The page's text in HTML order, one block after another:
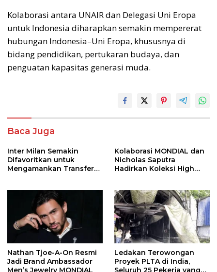
Kolaborasi antara UNAIR dan Delegasi Uni Eropa
untuk Indonesia diharapkan semakin mempererat
hubungan Indonesia–Uni Eropa, khususnya di
bidang pendidikan, pertukaran budaya, dan
penguatan kapasitas generasi muda.
Baca Juga
Inter Milan Semakin
Difavoritkan untuk
Mengamankan Transfer
Kolaborasi MONDIAL dan
Nicholas Saputra
Hadirkan Koleksi High
Nathan Tjoe-A-On Resmi
Jadi Brand Ambassador
Men’s Jewelry MONDIAL
Ledakan Terowongan
Proyek PLTA di India,
Seluruh 25 Pekerja yang